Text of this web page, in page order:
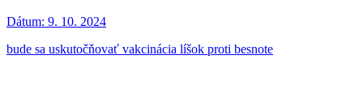
Dátum: 9. 10. 2024
bude sa uskutočňovať vakcinácia líšok proti besnote